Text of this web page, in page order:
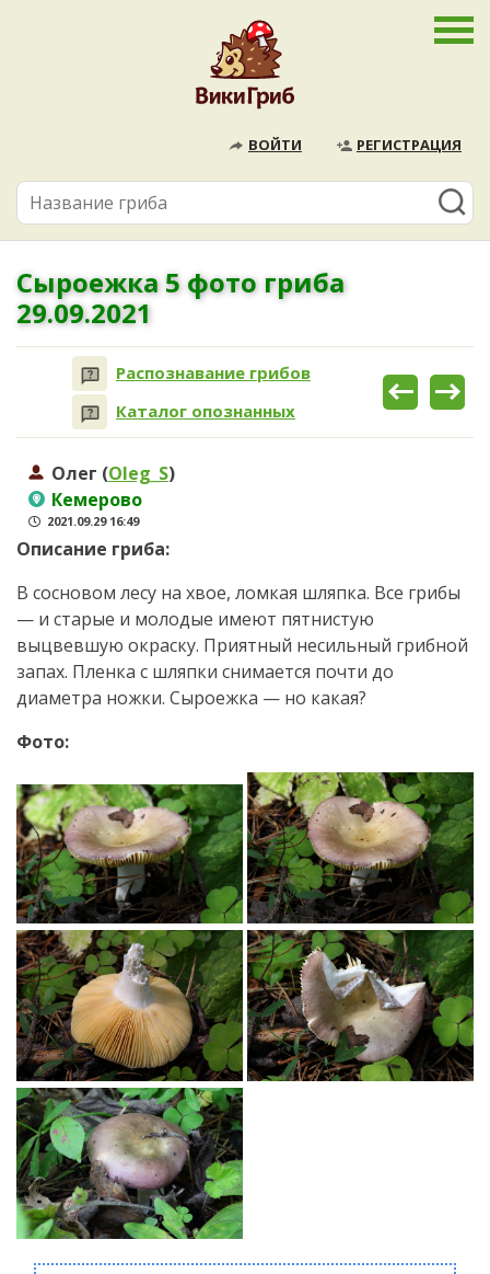
ВОЙТИ РЕГИСТРАЦИЯ
Сыроежка 5 фото гриба
29.09.2021
Распознавание грибов
Каталог опознанных
Олег (Oleg_S)
Кемерово
2021.09.29 16:49
Описание гриба:
В сосновом лесу на хвое, ломкая шляпка. Все грибы
— и старые и молодые имеют пятнистую
выцвевшую окраску. Приятный несильный грибной
запах. Пленка с шляпки снимается почти до
диаметра ножки. Сыроежка — но какая?
Фото: